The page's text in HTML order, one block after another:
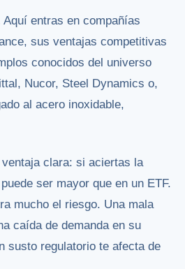
entras en compañías
sus ventajas competitivas
conocidos del universo
Nucor, Steel Dynamics o,
al acero inoxidable,
clara: si aciertas la
ser mayor que en un ETF.
mucho el riesgo. Una mala
caída de demanda en su
susto regulatorio te afecta de